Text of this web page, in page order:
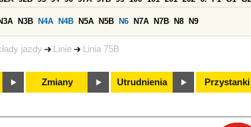
jazdy Linie Linia 75B
N3B N4A N4B N5A N5B N6 N7A N7B N8 N9
Zmiany Utrudnienia Przystanki